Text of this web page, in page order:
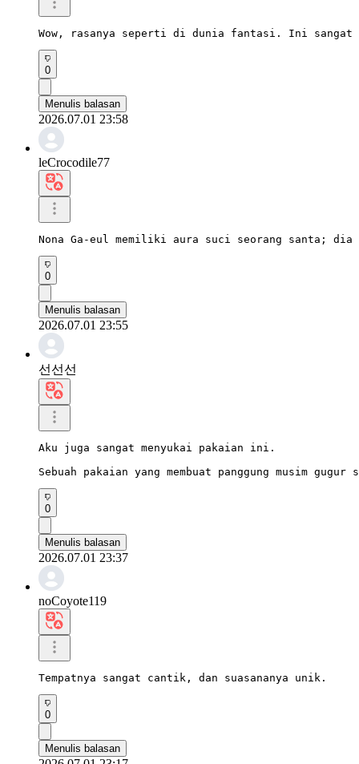
Wow, rasanya seperti di dunia fantasi. Ini sangat
0
Menulis balasan
2026.07.01 23:58
leCrocodile77
Nona Ga-eul memiliki aura suci seorang santa;
0
Menulis balasan
2026.07.01 23:55
선선선
Aku juga sangat menyukai pakaian ini.
Sebuah pakaian yang membuat panggung musim gugur
0
Menulis balasan
2026.07.01 23:37
noCoyote119
Tempatnya sangat cantik, dan suasananya unik.
0
Menulis balasan